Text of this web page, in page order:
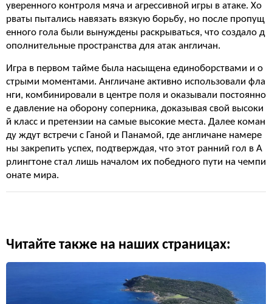
уверенного контроля мяча и агрессивной игры в атаке. Хо
рваты пытались навязать вязкую борьбу, но после пропущ
енного гола были вынуждены раскрываться, что создало д
ополнительные пространства для атак англичан.
Игра в первом тайме была насыщена единоборствами и о
стрыми моментами. Англичане активно использовали фла
нги, комбинировали в центре поля и оказывали постоянно
е давление на оборону соперника, доказывая свой высоки
й класс и претензии на самые высокие места. Далее коман
ду ждут встречи с Ганой и Панамой, где англичане намере
ны закрепить успех, подтверждая, что этот ранний гол в А
рлингтоне стал лишь началом их победного пути на чемпи
онате мира.
Читайте также на наших страницах: